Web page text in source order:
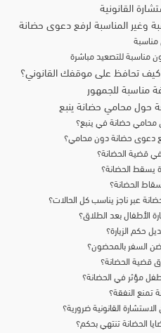
القانونية
وغير المناسبة لرفع دعوى حضانة
مناسبة للتصعيد مباشرة
كيف تحافظ على موقفك القانوني؟
مناسبة للجمهور
حول محامي حضانة ينبع